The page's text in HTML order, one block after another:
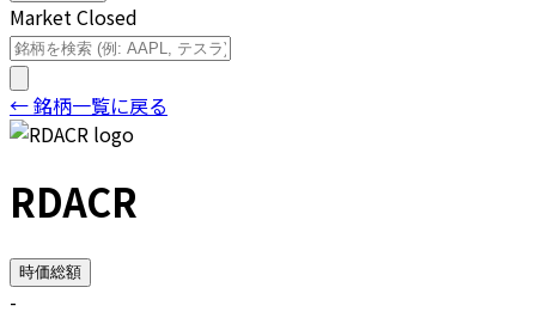
Market Closed
← 銘柄一覧に戻る
RDACR
時価総額
-